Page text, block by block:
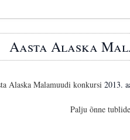
Aasta Alaska
Alaska Malamuudi konkursi 2013.
Palju õnne